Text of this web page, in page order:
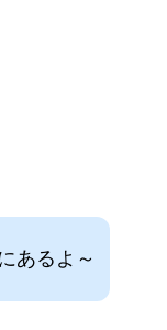
あるよ～